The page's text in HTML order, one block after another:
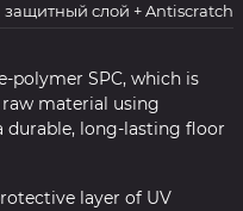
polymer SPC, which is
material using
long-lasting floor
layer of UV
защитный слой + Antiscratch